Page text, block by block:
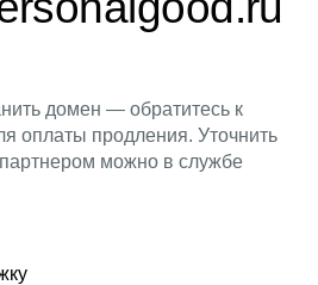
домен — обратитесь к
оплаты продления. Уточнить
партнером можно в службе